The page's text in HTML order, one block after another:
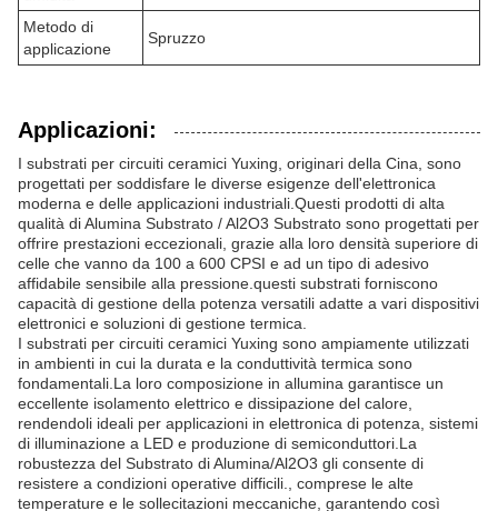
Metodo di
applicazione
Spruzzo
Applicazioni:
I substrati per circuiti ceramici Yuxing, originari della Cina, sono
progettati per soddisfare le diverse esigenze dell'elettronica
moderna e delle applicazioni industriali.Questi prodotti di alta
qualità di Alumina Substrato / Al2O3 Substrato sono progettati per
offrire prestazioni eccezionali, grazie alla loro densità superiore di
celle che vanno da 100 a 600 CPSI e ad un tipo di adesivo
affidabile sensibile alla pressione.questi substrati forniscono
capacità di gestione della potenza versatili adatte a vari dispositivi
elettronici e soluzioni di gestione termica.
I substrati per circuiti ceramici Yuxing sono ampiamente utilizzati
in ambienti in cui la durata e la conduttività termica sono
fondamentali.La loro composizione in allumina garantisce un
eccellente isolamento elettrico e dissipazione del calore,
rendendoli ideali per applicazioni in elettronica di potenza, sistemi
di illuminazione a LED e produzione di semiconduttori.La
robustezza del Substrato di Alumina/Al2O3 gli consente di
resistere a condizioni operative difficili., comprese le alte
temperature e le sollecitazioni meccaniche, garantendo così